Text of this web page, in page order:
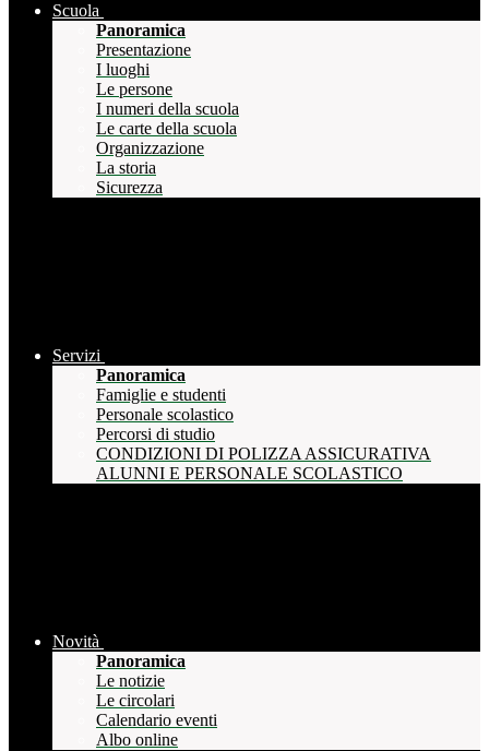
Scuola
Panoramica
Presentazione
I luoghi
Le persone
I numeri della scuola
Le carte della scuola
Organizzazione
La storia
Sicurezza
Servizi
Panoramica
Famiglie e studenti
Personale scolastico
Percorsi di studio
CONDIZIONI DI POLIZZA ASSICURATIVA
ALUNNI E PERSONALE SCOLASTICO
Novità
Panoramica
Le notizie
Le circolari
Calendario eventi
Albo online